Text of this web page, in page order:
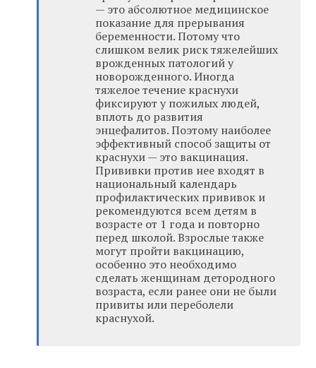
— это абсолютное медицинское
показание для прерывания
беременности. Потому что
слишком велик риск тяжелейших
врожденных патологий у
новорожденного. Иногда
тяжелое течение краснухи
фиксируют у пожилых людей,
вплоть до развития
энцефалитов. Поэтому наиболее
эффективный способ защиты от
краснухи — это вакцинация.
Прививки против нее входят в
национальный календарь
профилактических прививок и
рекомендуются всем детям в
возрасте от 1 года и повторно
перед школой. Взрослые также
могут пройти вакцинацию,
особенно это необходимо
сделать женщинам детородного
возраста, если ранее они не были
привиты или переболели
краснухой.